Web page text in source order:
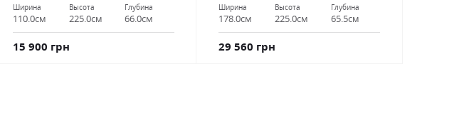
Ширина
110.0см
Высота
225.0см
Глубина
66.0см
15 900 грн
Ширина
178.0см
Высота
225.0см
Глубина
65.5см
29 560 грн